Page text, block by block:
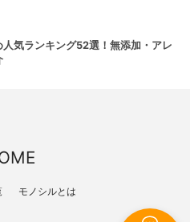
人気ランキング52選！無添加・アレ
モノシルとは